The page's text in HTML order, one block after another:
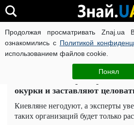
Продолжая просматривать Znaj.ua
ознакомились с Политикой
использованием файлов cookie.
Понял
ВОЙНА РОССИИ ПРОТИВ
Общество
Радикальные "рыцари" бьют
окурки и заставляют
Киевляне негодуют, а эксперты
таких организаций будет только